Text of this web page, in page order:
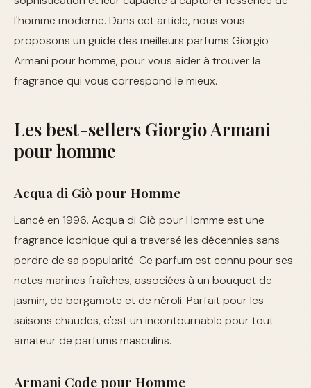
l'homme moderne. Dans cet article, nous vous
proposons un guide des meilleurs parfums Giorgio
Armani pour homme, pour vous aider à trouver la
fragrance qui vous correspond le mieux.
Les best-sellers Giorgio Armani
pour homme
Acqua di Giò pour Homme
Lancé en 1996, Acqua di Giò pour Homme est une
fragrance iconique qui a traversé les décennies sans
perdre de sa popularité. Ce parfum est connu pour ses
notes marines fraîches, associées à un bouquet de
jasmin, de bergamote et de néroli. Parfait pour les
saisons chaudes, c'est un incontournable pour tout
amateur de parfums masculins.
Armani Code pour Homme